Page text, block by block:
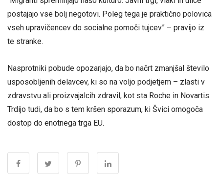
postajajo vse bolj negotovi. Poleg tega je praktično polovica
vseh upravičencev do socialne pomoči tujcev” – pravijo iz
te stranke.
Nasprotniki pobude opozarjajo, da bo načrt zmanjšal število
usposobljenih delavcev, ki so na voljo podjetjem – zlasti v
zdravstvu ali proizvajalcih zdravil, kot sta Roche in Novartis.
Trdijo tudi, da bo s tem kršen sporazum, ki Švici omogoča
dostop do enotnega trga EU.